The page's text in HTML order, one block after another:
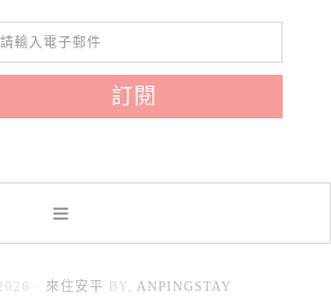
· 來住安平 BY, ANPINGSTAY